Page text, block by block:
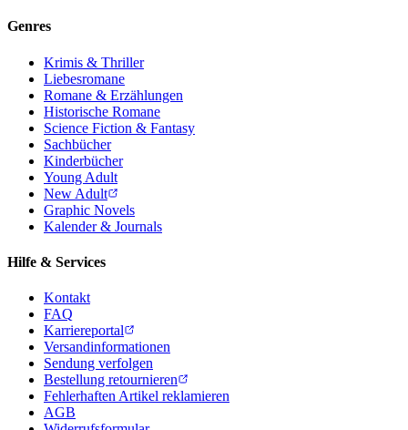
Genres
Krimis & Thriller
Liebesromane
Romane & Erzählungen
Historische Romane
Science Fiction & Fantasy
Sachbücher
Kinderbücher
Young Adult
New Adult
Graphic Novels
Kalender & Journals
Hilfe & Services
Kontakt
FAQ
Karriereportal
Versandinformationen
Sendung verfolgen
Bestellung retournieren
Fehlerhaften Artikel reklamieren
AGB